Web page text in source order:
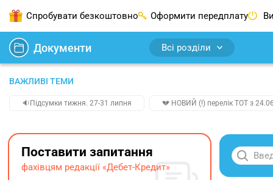
Спробувати безкоштовно Оформити передплату
Документи Всі розділи
ВАЖЛИВІ ТЕМИ
🔉Підсумки тижня. 27-31 липня 💔 НОВИЙ (!) перелік ТОТ з
Поставити запитання
фахівцям редакції «Дебет-Кредит»